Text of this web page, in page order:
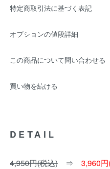
特定商取引法に基づく表記
オプションの値段詳細
この商品について問い合わせる
買い物を続ける
DETAIL
4,950円(税込) ⇒ 3,960